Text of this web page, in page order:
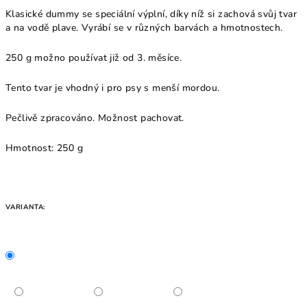
Klasické dummy se speciální výplní, díky níž si zachová svůj tvar
a na vodě plave. Vyrábí se v různých barvách a hmotnostech.
250 g možno používat již od 3. měsíce.
Tento tvar je vhodný i pro psy s menší mordou.
Pečlivě zpracováno. Možnost pachovat.
Hmotnost: 250 g
VARIANTA: